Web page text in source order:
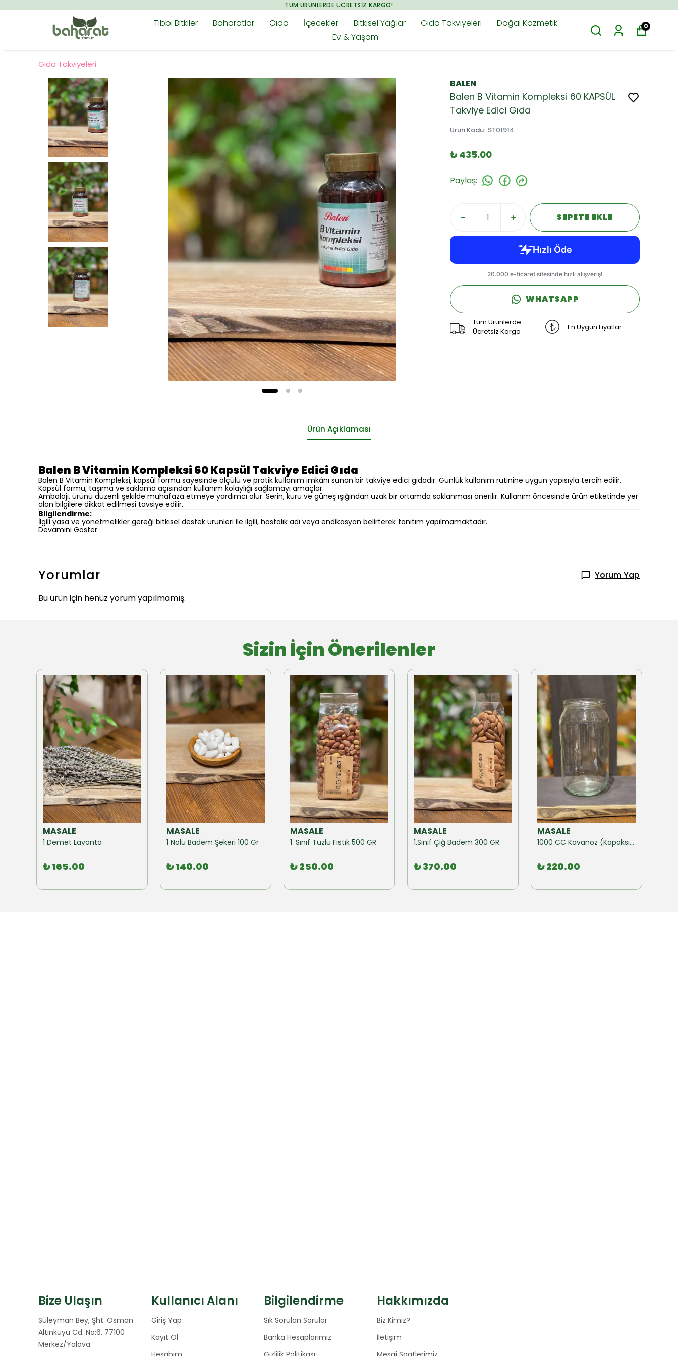
TÜM ÜRÜNLERDE ÜCRETSIZ KARGO!
Tıbbi Bitkiler Baharatlar Gıda İçecekler Bitkisel Yağlar Gıda Takviyeleri
Doğal Kozmetik
Ev & Yaşam
0
Gıda Takviyeleri
BALEN
Balen B Vitamin Kompleksi 60 KAPSÜL
Takviye Edici Gıda
Ürün Kodu: ST01914
₺ 435.00
Paylaş:
SEPETE EKLE
WHATSAPP
Tüm Ürünlerde
Ücretsiz Kargo
En Uygun Fiyatlar
Ürün Açıklaması
Balen B Vitamin Kompleksi 60 Kapsül Takviye Edici Gıda
Balen B Vitamin Kompleksi, kapsül formu sayesinde ölçülü ve pratik kullanım imkânı sunan bir takviye edici gıdadır. Günlük kullanım rutinine uygun yapısıyla tercih edilir.
Kapsül formu, taşıma ve saklama açısından kullanım kolaylığı sağlamayı amaçlar.
Ambalajı, ürünü düzenli şekilde muhafaza etmeye yardımcı olur. Serin, kuru ve güneş ışığından uzak bir ortamda saklanması önerilir. Kullanım öncesinde ürün etiketinde yer
alan bilgilere dikkat edilmesi tavsiye edilir.
Bilgilendirme:
İlgili yasa ve yönetmelikler gereği bitkisel destek ürünleri ile ilgili, hastalık adı veya endikasyon belirterek tanıtım yapılmamaktadır.
Devamını Göster
Yorumlar
Yorum Yap
Bu ürün için henüz yorum yapılmamış.
Sizin İçin Önerilenler
MASALE
1 Demet Lavanta
₺ 165.00
MASALE
1 Nolu Badem Şekeri 100 Gr
₺ 140.00
MASALE
1. Sınıf Tuzlu Fıstık 500 GR
₺ 250.00
MASALE
1.Sınıf Çiğ Badem 300 GR
₺ 370.00
MASALE
1000 CC Kavanoz (Kapaksız) 10 Adet
₺ 220.00
Bize Ulaşın
Süleyman Bey, Şht. Osman
Altınkuyu Cd. No:6, 77100
Merkez/Yalova
Kullanıcı Alanı
Giriş Yap
Kayıt Ol
Bilgilendirme
Sık Sorulan Sorular
Banka Hesaplarımız
Hakkımızda
Biz Kimiz?
İletişim